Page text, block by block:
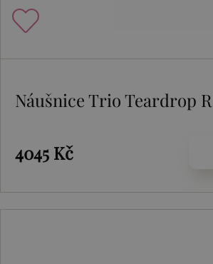
Náušnice Trio Teardrop
4045 Kč